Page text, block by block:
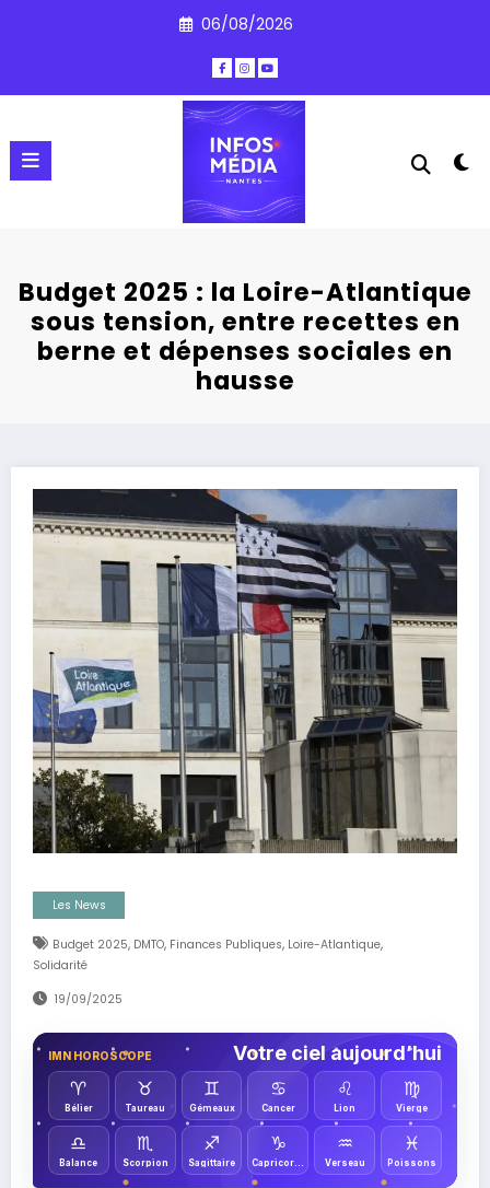
06/08/2026
Budget 2025 : la Loire-Atlantique
sous tension, entre recettes en
berne et dépenses sociales en
hausse
Les News
Budget 2025, DMTO, Finances Publiques, Loire-Atlantique,
Solidarité
19/09/2025
IMN HOROSCOPE Votre ciel aujourd’hui
♈︎
Bélier
♉︎
Taureau
♊︎
Gémeaux
♋︎
Cancer
♌︎
Lion
♍︎
Vierge
♎︎
Balance
♏︎
Scorpion
♐︎
Sagittaire
♑︎
Capricorne
♒︎
Verseau
♓︎
Poissons